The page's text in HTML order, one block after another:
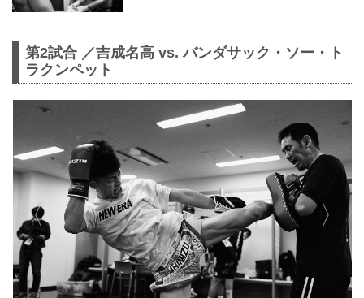
第2試合 ／吉成名高 vs. バンダサック・ソー・ト
ラクンペット